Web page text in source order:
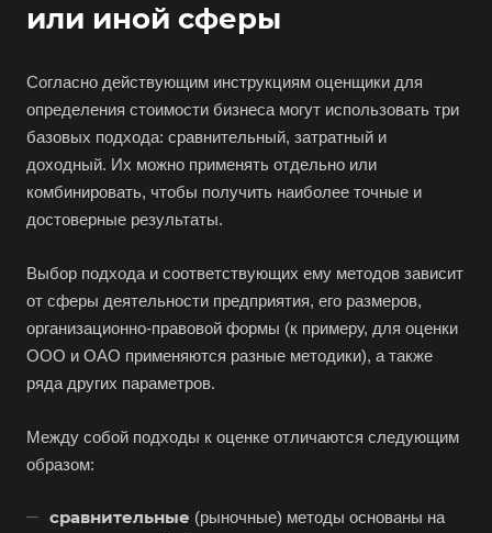
или иной сферы
Согласно действующим инструкциям оценщики для
определения стоимости бизнеса могут использовать три
базовых подхода: сравнительный, затратный и
доходный. Их можно применять отдельно или
комбинировать, чтобы получить наиболее точные и
достоверные результаты.
Выбор подхода и соответствующих ему методов зависит
от сферы деятельности предприятия, его размеров,
организационно-правовой формы (к примеру, для оценки
ООО и ОАО применяются разные методики), а также
ряда других параметров.
Между собой подходы к оценке отличаются следующим
образом:
сравнительные (рыночные) методы основаны на
Бирюч
Богородицк
Боготол
Большой Камень
Борзя
Борисоглебск
Боровичи
Братск
Брянск
Бугуруслан